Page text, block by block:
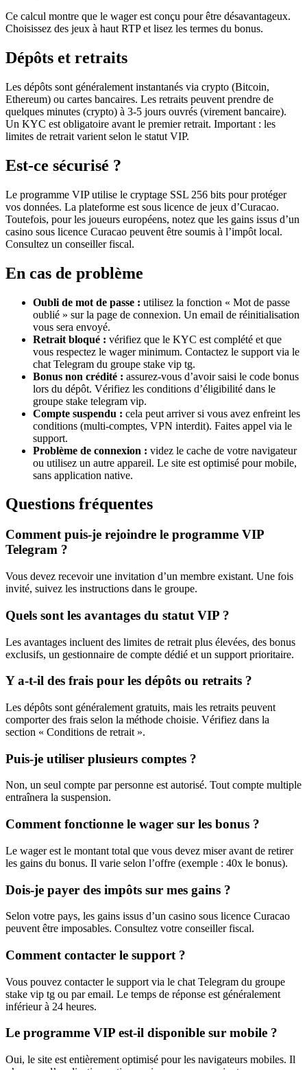
Ce calcul montre que le wager est conçu pour être désavantageux.
Choisissez des jeux à haut RTP et lisez les termes du bonus.
Dépôts et retraits
Les dépôts sont généralement instantanés via crypto (Bitcoin,
Ethereum) ou cartes bancaires. Les retraits peuvent prendre de
quelques minutes (crypto) à 3-5 jours ouvrés (virement bancaire).
Un KYC est obligatoire avant le premier retrait. Important : les
limites de retrait varient selon le statut VIP.
Est-ce sécurisé ?
Le programme VIP utilise le cryptage SSL 256 bits pour protéger
vos données. La plateforme est sous licence de jeux d’Curacao.
Toutefois, pour les joueurs européens, notez que les gains issus d’un
casino sous licence Curacao peuvent être soumis à l’impôt local.
Consultez un conseiller fiscal.
En cas de problème
Oubli de mot de passe : utilisez la fonction « Mot de passe
oublié » sur la page de connexion. Un email de réinitialisation
vous sera envoyé.
Retrait bloqué : vérifiez que le KYC est complété et que
vous respectez le wager minimum. Contactez le support via le
chat Telegram du groupe stake vip tg.
Bonus non crédité : assurez-vous d’avoir saisi le code bonus
lors du dépôt. Vérifiez les conditions d’éligibilité dans le
groupe stake telegram vip.
Compte suspendu : cela peut arriver si vous avez enfreint les
conditions (multi-comptes, VPN interdit). Faites appel via le
support.
Problème de connexion : videz le cache de votre navigateur
ou utilisez un autre appareil. Le site est optimisé pour mobile,
sans application native.
Questions fréquentes
Comment puis-je rejoindre le programme VIP
Telegram ?
Vous devez recevoir une invitation d’un membre existant. Une fois
invité, suivez les instructions dans le groupe.
Quels sont les avantages du statut VIP ?
Les avantages incluent des limites de retrait plus élevées, des bonus
exclusifs, un gestionnaire de compte dédié et un support prioritaire.
Y a-t-il des frais pour les dépôts ou retraits ?
Les dépôts sont généralement gratuits, mais les retraits peuvent
comporter des frais selon la méthode choisie. Vérifiez dans la
section « Conditions de retrait ».
Puis-je utiliser plusieurs comptes ?
Non, un seul compte par personne est autorisé. Tout compte multiple
entraînera la suspension.
Comment fonctionne le wager sur les bonus ?
Le wager est le montant total que vous devez miser avant de retirer
les gains du bonus. Il varie selon l’offre (exemple : 40x le bonus).
Dois-je payer des impôts sur mes gains ?
Selon votre pays, les gains issus d’un casino sous licence Curacao
peuvent être imposables. Consultez votre conseiller fiscal.
Comment contacter le support ?
Vous pouvez contacter le support via le chat Telegram du groupe
stake vip tg ou par email. Le temps de réponse est généralement
inférieur à 24 heures.
Le programme VIP est-il disponible sur mobile ?
Oui, le site est entièrement optimisé pour les navigateurs mobiles. Il